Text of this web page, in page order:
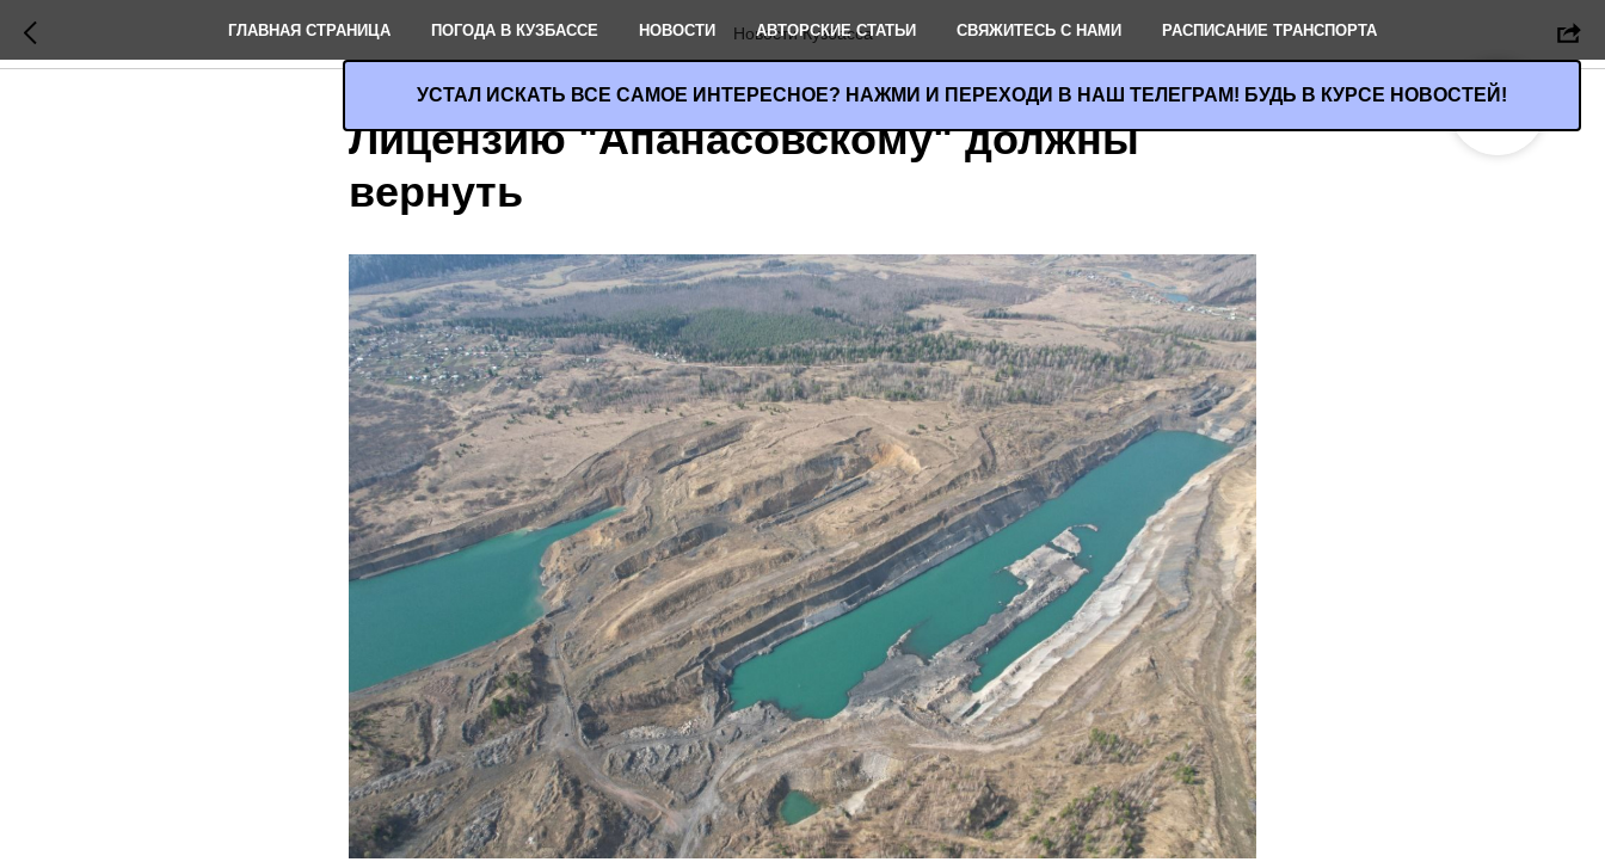
Новости Кузбасса
Лицензию "Апанасовскому" должны
вернуть
ГЛАВНАЯ СТРАНИЦА ПОГОДА В КУЗБАССЕ НОВОСТИ АВТОРСКИЕ СТАТЬИ СВЯЖИТЕСЬ С НАМИ РАСПИСАНИЕ ТРАНСПОРТА
УСТАЛ ИСКАТЬ ВСЕ САМОЕ ИНТЕРЕСНОЕ? НАЖМИ И ПЕРЕХОДИ В НАШ ТЕЛЕГРАМ! БУДЬ В КУРСЕ НОВОСТЕЙ!